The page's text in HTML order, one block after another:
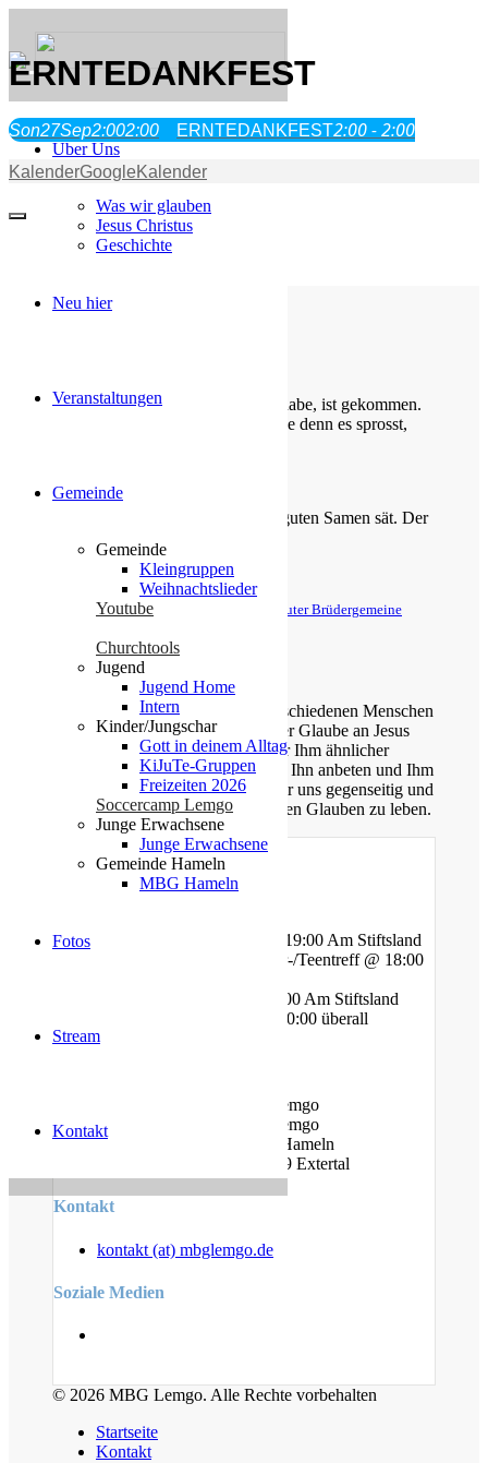
Über Uns
Was wir glauben
Jesus Christus
Geschichte
Neu hier
Veranstaltungen
Gemeinde
Gemeinde
Kleingruppen
Weihnachtslieder
Youtube
Churchtools
Jugend
Jugend Home
Intern
Kinder/Jungschar
Gott in deinem Alltag
KiJuTe-Gruppen
Freizeiten 2026
Soccercamp Lemgo
Junge Erwachsene
Junge Erwachsene
Gemeinde Hameln
MBG Hameln
Fotos
Stream
Kontakt
ERNTEDANKFEST
Son27Sep2:002:00 ERNTEDANKFEST2:00 - 2:00
KalenderGoogleKalender
Siehe, was ich früher verkündigt habe, ist gekommen.
So verkündige ich auch Neues; ehe denn es sprosst,
Der Menschensohn ist’s, der den guten Samen sät. Der
Matthäus 13,37-38
© Evangelische Brüder-Unität – Herrnhuter Brüdergemeine
Über uns
Unsere Gemeinde besteht aus verschiedenen Menschen
jeden Alters, die eins verbindet: der Glaube an Jesus
Christus. Gemeinsam möchten wir Ihm ähnlicher
werden, Sein Wort kennen lernen, Ihn anbeten und Ihm
nachfolgen. Dabei unterstützen wir uns gegenseitig und
ermutigen uns auch im Alltag diesen Glauben zu leben.
Gottesdienste
Mittwoch - Bibelstunde @ 19:00 Am Stiftsland
Freitag - Gebet und Kinder-/Teentreff @ 18:00
Freitag - Jugendtreff @ 20:00 Am Stiftsland
Sonntag - Gottesdienst @ 10:00 überall
Am Bauhof 14A, 32657 Lemgo
Am Stiftsland 19, 32657 Lemgo
Cumberlandstr. 19, 31789 Hameln
Linderhofer Straße 7, 32699 Extertal
Kontakt
kontakt (at) mbglemgo.de
Soziale Medien
© 2026 MBG Lemgo. Alle Rechte vorbehalten
Startseite
Kontakt